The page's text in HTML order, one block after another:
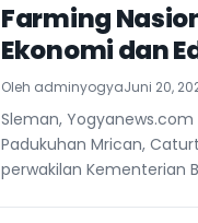
Farming
Ekonomi dan
Oleh adminyogyaJuni 20,
Sleman,
Padukuhan Mrican,
perwakilan Kementerian